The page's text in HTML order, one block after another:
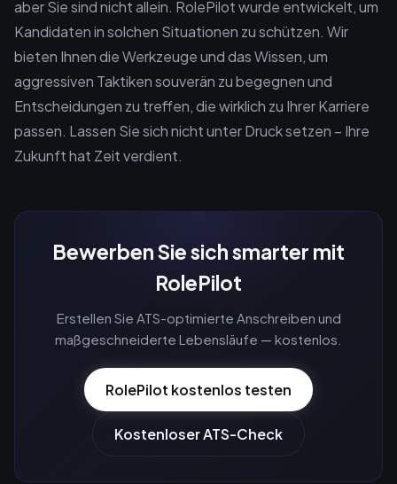
aber Sie sind nicht allein. RolePilot wurde entwickelt, um
Kandidaten in solchen Situationen zu schützen. Wir
bieten Ihnen die Werkzeuge und das Wissen, um
aggressiven Taktiken souverän zu begegnen und
Entscheidungen zu treffen, die wirklich zu Ihrer Karriere
passen. Lassen Sie sich nicht unter Druck setzen – Ihre
Zukunft hat Zeit verdient.
Bewerben Sie sich smarter mit
RolePilot
Erstellen Sie ATS-optimierte Anschreiben und
maßgeschneiderte Lebensläufe — kostenlos.
RolePilot kostenlos testen
Kostenloser ATS-Check